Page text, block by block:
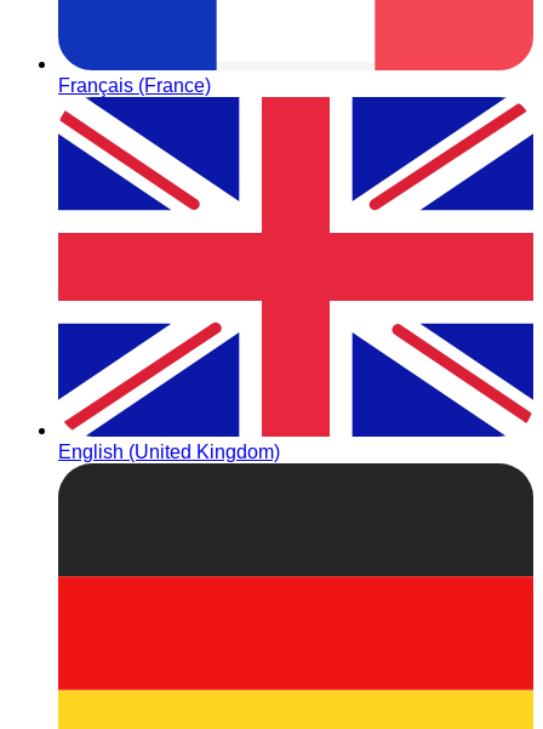
Français (France)
English (United Kingdom)